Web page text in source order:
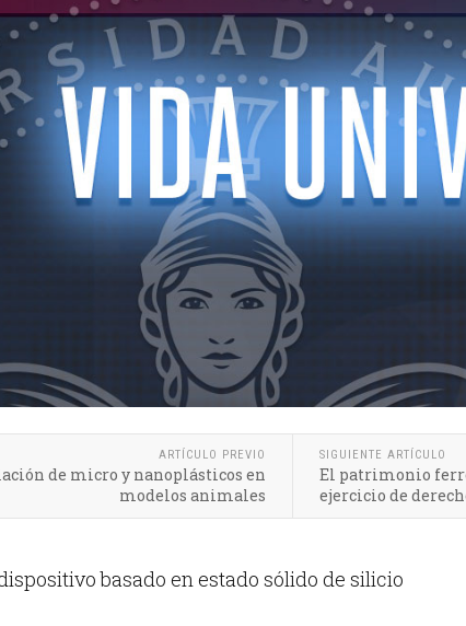
ARTÍCULO PREVIO
de micro y nanoplásticos en
modelos animales
SIGUIENTE ARTÍCULO
El patrimonio
ejercicio de
basado en estado sólido de silicio